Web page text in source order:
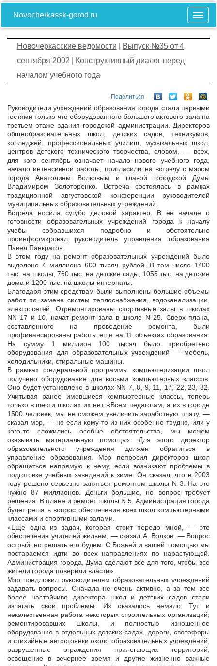
Novocherkassk-gorod.ru
Новочеркасские ведомости
Выпуск №35 от 4
сентября 2002 | Конструктивный диалог перед
началом учебного года
Поделиться
Руководители учреждений образования города стали первыми
гостями только что оборудованного большого актового зала на
третьем этаже здания городской администрации. Директоров
общеобразовательных школ, детских садов, техникумов,
колледжей, профессиональных училищ, музыкальных школ,
центров детского технического творчества, словом, — всех,
для кого сентябрь означает начало нового учебного года,
начало интенсивной работы, пригласили на встречу с мэром
города Анатолием Волковым и главой городской Думы
Владимиром Золоторенко. Встреча состоялась в рамках
традиционной августовской конференции руководителей
муниципальных образовательных учреждений.
Встреча носила сугубо деловой характер. В ее начале о
готовности образовательных учреждений города к началу
учебы собравшихся подробно и обстоятельно
проинформировал руководитель управления образования
Павел Панкратов.
В этом году на ремонт образовательных учреждений было
выделено 4 миллиона 600 тысяч рублей. В том числе 1400
тыс. на школы, 760 тыс. на детские сады, 1055 тыс. на детские
дома и 1200 тыс. на школы-интернаты.
Благодаря этим средствам были выполнены большие объемы
работ по замене систем теплоснабжения, водоканализации,
электросетей. Отремонтированы спортивные залы в школах
NN 17 и 10, начат ремонт зала в школе N 25. Сверх плана,
составленного на проведение ремонта, были
профинансированы работы еще на 11 объектах образования.
На сумму 1 миллион 100 тысяч было приобретено
оборудования для образовательных учреждений — мебель,
холодильники, стиральные машины.
В рамках федеральной программы компьютеризации школ
получено оборудование для восьми компьютерных классов.
Оно будет установлено в школах NN 7, 8, 9, 11, 17, 22, 23, 32.
Учитывая ранее имевшиеся компьютерные классы, теперь
только в шести школах их нет. «Всем педагогам, а их в городе
1500 человек, мы не сможем увеличить заработную плату, —
сказал мэр, — но если кому-то из них особенно трудно, или у
кого-то сложились особые обстоятельства, мы можем
оказывать материальную помощь». Для этого директор
образовательного учреждения должен обратиться в
управление образования. Мэр попросил директоров школ
обращаться напрямую к нему, если возникают проблемы в
подготовке учебных заведений к зиме. Он сказал, что в 2003
году решено серьезно заняться ремонтом школы N 3. На это
нужно 87 миллионов. Деньги большие, но вопрос требует
решения. В плане и ремонт школы N 5. Администрация города
будет решать вопрос обеспечения всех школ компьютерными
классами и спортивными залами.
«Еще одна из задач, которая стоит передо мной, — это
обеспечение учителей жильем, — сказал А. Волков. — Вопрос
острый, но решать его будем. С Божьей и вашей помощью мы
постараемся идти во всех направлениях по нарастующей.
Администрация города, Дума сделают все для того, чтобы все
жители города поверили власти».
Мэр предложил руководителям образовательных учреждений
задавать вопросы. Сначала не очень активно, а за тем все
более настойчиво директора школ и детских садов стали
излагать свои проблемы. Их оказалось немало. Тут и
некачественная работа некоторых строительных организаций,
ремонтировавших школы, и полностью изношенное
оборудование в отдельных детских садах, дороги, светофоры
и стихийные автостоянки около образовательных учреждений,
разрушенные ограждения прилегающих территорий,
освещение в вечернее время и другие жизненно важные